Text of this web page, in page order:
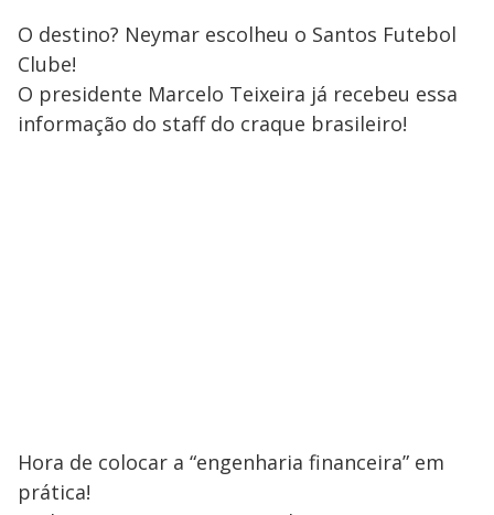
O destino? Neymar escolheu o Santos Futebol
Clube!
O presidente Marcelo Teixeira já recebeu essa
informação do staff do craque brasileiro!
Hora de colocar a “engenharia financeira” em
prática!